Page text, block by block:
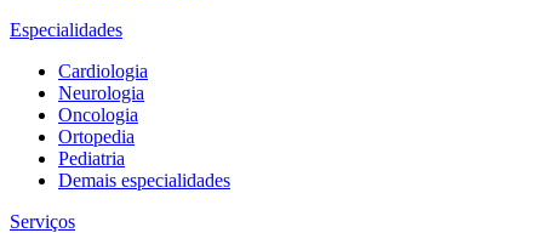
Especialidades
Cardiologia
Neurologia
Oncologia
Ortopedia
Pediatria
Demais especialidades
Serviços